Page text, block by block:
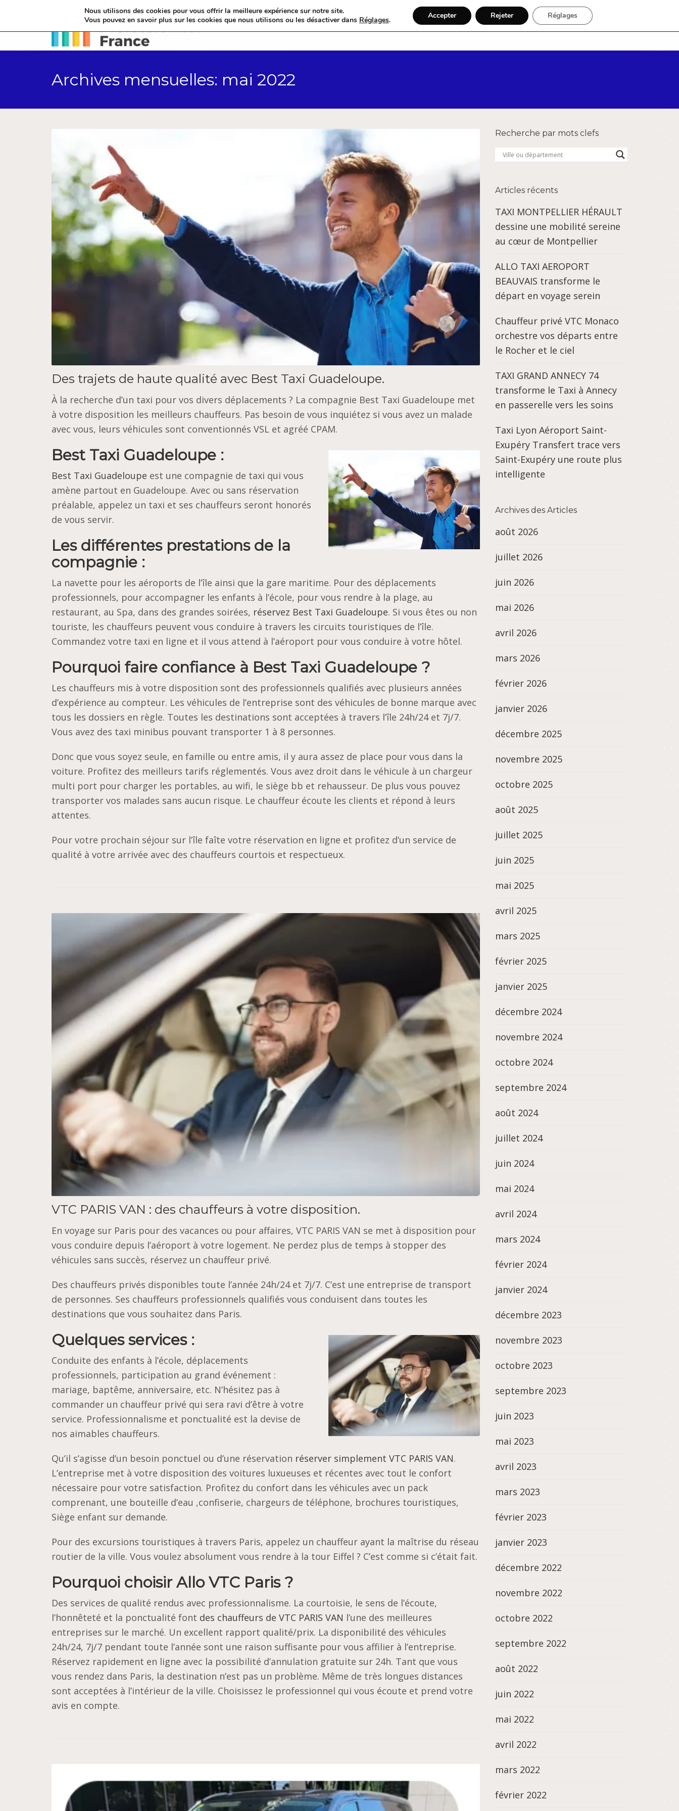
Accueil Catégories Par région Inscription
Archives mensuelles: mai 2022
Des trajets de haute qualité avec Best Taxi Guadeloupe.
À la recherche d’un taxi pour vos divers déplacements ? La compagnie Best Taxi Guadeloupe met
à votre disposition les meilleurs chauffeurs. Pas besoin de vous inquiétez si vous avez un malade
avec vous, leurs véhicules sont conventionnés VSL et agréé CPAM.
Best Taxi Guadeloupe :
Best Taxi Guadeloupe est une compagnie de taxi qui vous
amène partout en Guadeloupe. Avec ou sans réservation
préalable, appelez un taxi et ses chauffeurs seront honorés
de vous servir.
Les différentes prestations de la
compagnie :
La navette pour les aéroports de l’île ainsi que la gare maritime. Pour des déplacements
professionnels, pour accompagner les enfants à l’école, pour vous rendre à la plage, au
restaurant, au Spa, dans des grandes soirées, réservez Best Taxi Guadeloupe. Si vous êtes ou non
touriste, les chauffeurs peuvent vous conduire à travers les circuits touristiques de l’île.
Commandez votre taxi en ligne et il vous attend à l’aéroport pour vous conduire à votre hôtel.
Pourquoi faire confiance à Best Taxi Guadeloupe ?
Les chauffeurs mis à votre disposition sont des professionnels qualifiés avec plusieurs années
d’expérience au compteur. Les véhicules de l’entreprise sont des véhicules de bonne marque avec
tous les dossiers en règle. Toutes les destinations sont acceptées à travers l’île 24h/24 et 7j/7.
Vous avez des taxi minibus pouvant transporter 1 à 8 personnes.
Donc que vous soyez seule, en famille ou entre amis, il y aura assez de place pour vous dans la
voiture. Profitez des meilleurs tarifs réglementés. Vous avez droit dans le véhicule à un chargeur
multi port pour charger les portables, au wifi, le siège bb et rehausseur. De plus vous pouvez
transporter vos malades sans aucun risque. Le chauffeur écoute les clients et répond à leurs
attentes.
Pour votre prochain séjour sur l’île faîte votre réservation en ligne et profitez d’un service de
qualité à votre arrivée avec des chauffeurs courtois et respectueux.
VTC PARIS VAN : des chauffeurs à votre disposition.
En voyage sur Paris pour des vacances ou pour affaires, VTC PARIS VAN se met à disposition pour
vous conduire depuis l’aéroport à votre logement. Ne perdez plus de temps à stopper des
véhicules sans succès, réservez un chauffeur privé.
Des chauffeurs privés disponibles toute l’année 24h/24 et 7j/7. C’est une entreprise de transport
de personnes. Ses chauffeurs professionnels qualifiés vous conduisent dans toutes les
destinations que vous souhaitez dans Paris.
Quelques services :
Conduite des enfants à l’école, déplacements
professionnels, participation au grand événement :
mariage, baptême, anniversaire, etc. N’hésitez pas à
commander un chauffeur privé qui sera ravi d’être à votre
service. Professionnalisme et ponctualité est la devise de
nos aimables chauffeurs.
Qu’il s’agisse d’un besoin ponctuel ou d’une réservation réserver simplement VTC PARIS VAN.
L’entreprise met à votre disposition des voitures luxueuses et récentes avec tout le confort
nécessaire pour votre satisfaction. Profitez du confort dans les véhicules avec un pack
comprenant, une bouteille d’eau ,confiserie, chargeurs de téléphone, brochures touristiques,
Siège enfant sur demande.
Pour des excursions touristiques à travers Paris, appelez un chauffeur ayant la maîtrise du réseau
routier de la ville. Vous voulez absolument vous rendre à la tour Eiffel ? C’est comme si c’était fait.
Pourquoi choisir Allo VTC Paris ?
Des services de qualité rendus avec professionnalisme. La courtoisie, le sens de l’écoute,
l’honnêteté et la ponctualité font des chauffeurs de VTC PARIS VAN l’une des meilleures
entreprises sur le marché. Un excellent rapport qualité/prix. La disponibilité des véhicules
24h/24, 7j/7 pendant toute l’année sont une raison suffisante pour vous affilier à l’entreprise.
Réservez rapidement en ligne avec la possibilité d’annulation gratuite sur 24h. Tant que vous
vous rendez dans Paris, la destination n’est pas un problème. Même de très longues distances
sont acceptées à l’intérieur de la ville. Choisissez le professionnel qui vous écoute et prend votre
avis en compte.
Recherche par mots clefs
Articles récents
TAXI MONTPELLIER HÉRAULT
dessine une mobilité sereine
au cœur de Montpellier
ALLO TAXI AEROPORT
BEAUVAIS transforme le
départ en voyage serein
Chauffeur privé VTC Monaco
orchestre vos départs entre
le Rocher et le ciel
TAXI GRAND ANNECY 74
transforme le Taxi à Annecy
en passerelle vers les soins
Taxi Lyon Aéroport Saint-
Exupéry Transfert trace vers
Saint-Exupéry une route plus
intelligente
Archives des Articles
août 2026
juillet 2026
juin 2026
mai 2026
avril 2026
mars 2026
février 2026
janvier 2026
décembre 2025
novembre 2025
octobre 2025
août 2025
juillet 2025
juin 2025
mai 2025
avril 2025
mars 2025
février 2025
janvier 2025
décembre 2024
novembre 2024
octobre 2024
septembre 2024
août 2024
juillet 2024
juin 2024
mai 2024
avril 2024
mars 2024
février 2024
janvier 2024
décembre 2023
novembre 2023
octobre 2023
septembre 2023
juin 2023
mai 2023
avril 2023
mars 2023
février 2023
janvier 2023
décembre 2022
novembre 2022
octobre 2022
septembre 2022
août 2022
juin 2022
mai 2022
avril 2022
mars 2022
février 2022
Nous utilisons des cookies pour vous offrir la meilleure expérience sur notre site.
Vous pouvez en savoir plus sur les cookies que nous utilisons ou les désactiver dans Réglages. Accepter Rejeter Réglages